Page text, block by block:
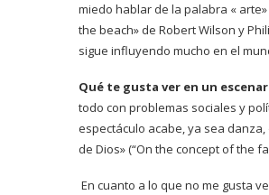
miedo hablar de la palabra «
the beach» de Robert Wilson y
sigue influyendo mucho en el
Qué te gusta ver en un
todo con problemas sociales y
espectáculo acabe, ya sea
de Dios» (“On the concept of the
En cuanto a lo que no me gusta